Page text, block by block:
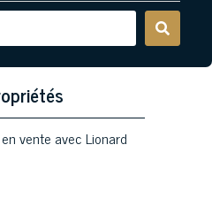
vente avec Lionard